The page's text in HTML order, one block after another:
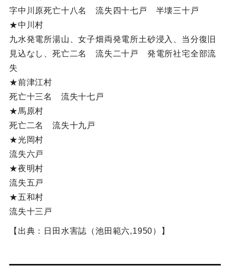
字中川原死亡十八名 流失四十七戸 半壊三十戸
★中川村
九水発電所湯山、女子畑両発電所土砂浸入、当分復旧
見込なし、死亡二名 流失二十戸 発電所社宅全部流
失
★前津江村
死亡十三名 流失十七戸
★馬原村
死亡二名 流失十九戸
★光岡村
流失六戸
★夜明村
流失五戸
★五和村
流失十三戸
【出典：日田水害誌（池田範六,1950）】